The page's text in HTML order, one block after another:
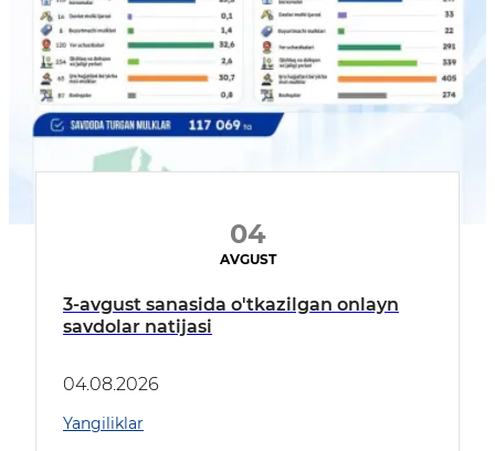
04
AVGUST
3-avgust sanasida o'tkazilgan onlayn
savdolar natijasi
04.08.2026
Yangiliklar